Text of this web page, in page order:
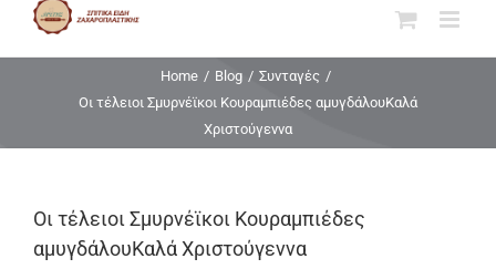
Home / Blog / Συνταγές /
Οι τέλειοι Σμυρνέϊκοι Κουραμπιέδες αμυγδάλουΚαλά
Χριστούγεννα
Οι τέλειοι Σμυρνέϊκοι Κουραμπιέδες
αμυγδάλουΚαλά Χριστούγεννα